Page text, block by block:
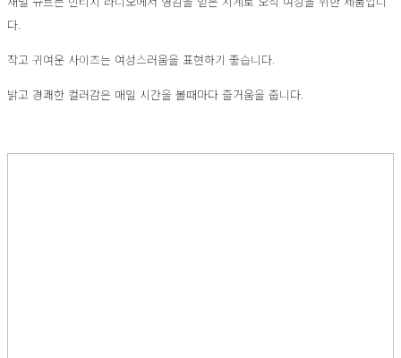
다.
작고 귀여운 사이즈는 여성스러움을 표현하기 좋습니다.
밝고 경쾌한 컬러감은 매일 시간을 볼때마다 즐거움을 줍니다.